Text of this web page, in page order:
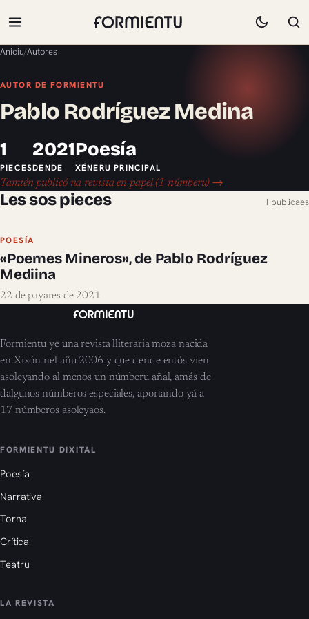
Aniciu/Autores
AUTOR DE FORMIENTU
Pablo Rodríguez Medina
1
PIECES
2021
DENDE
Poesía
XÉNERU PRINCIPAL
Tamién publicó na revista en papel (1 númberu) →
Les sos pieces 1 publicaes
POESÍA
«Poemes Mineros», de Pablo Rodríguez
Mediina
22 de payares de 2021
Formientu ye una revista lliteraria moza nacida
en Xixón nel añu 2006 y que dende entós vien
asoleyando al menos un númberu añal, amás de
dalgunos númberos especiales, aportando yá a
17 númberos asoleyaos.
FORMIENTU DIXITAL
Poesía
Narrativa
Torna
Crítica
Teatru
LA REVISTA